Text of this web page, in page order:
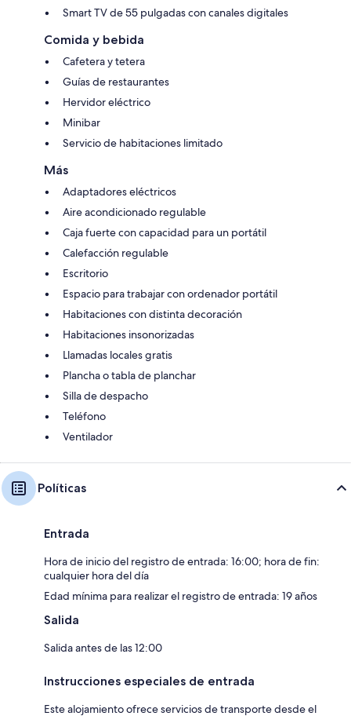
Smart TV de 55 pulgadas con canales digitales
Comida y bebida
Cafetera y tetera
Guías de restaurantes
Hervidor eléctrico
Minibar
Servicio de habitaciones limitado
Más
Adaptadores eléctricos
Aire acondicionado regulable
Caja fuerte con capacidad para un portátil
Calefacción regulable
Escritorio
Espacio para trabajar con ordenador portátil
Habitaciones con distinta decoración
Habitaciones insonorizadas
Llamadas locales gratis
Plancha o tabla de planchar
Silla de despacho
Teléfono
Ventilador
Políticas
Entrada
Hora de inicio del registro de entrada: 16:00; hora de fin:
cualquier hora del día
Edad mínima para realizar el registro de entrada: 19 años
Salida
Salida antes de las 12:00
Instrucciones especiales de entrada
Este alojamiento ofrece servicios de transporte desde el